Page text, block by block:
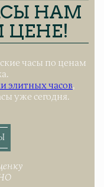
НАМ
ЦЕНЕ!
часы по ценам
элитных часов,
уже сегодня.